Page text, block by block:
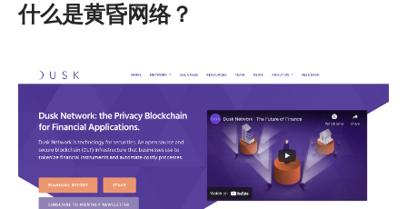
什么是黄昏网络？